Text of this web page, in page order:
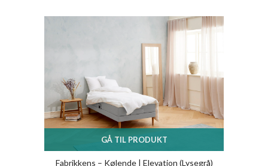
GÅ TIL PRODUKT
Fabrikkens – Kølende | Elevation (Lysegrå)